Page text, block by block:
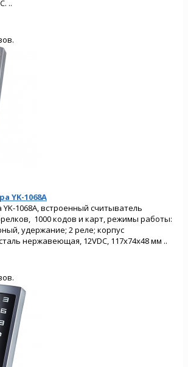
..
YK-1068A
1068A, встроенный считыватель
1000 кодов и карт, режимы работы:
удержание; 2 реле; корпус
нержавеющая, 12VDC, 117х74х48 мм ..